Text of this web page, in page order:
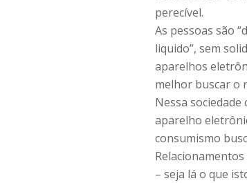
perecível.
As pessoas são
liquido”, sem
aparelhos
melhor buscar o
Nessa
aparelho
consumismo
– seja lá o que